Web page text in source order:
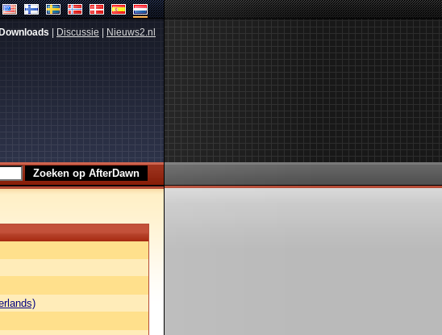
Downloads Discussie Nieuws2.nl